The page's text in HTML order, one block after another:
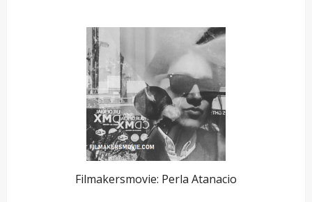
Filmakersmovie: Perla Atanacio